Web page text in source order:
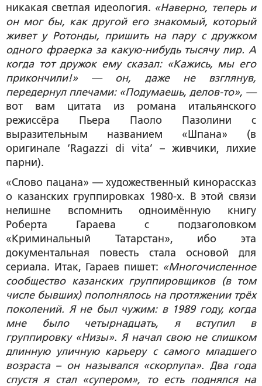
никакая светлая идеология. «Наверно, теперь и
он мог бы, как другой его знакомый, который
живет у Ротонды, пришить на пару с дружком
одного фраерка за какую-нибудь тысячу лир. А
когда тот дружок ему сказал: «Кажись, мы его
прикончили!» — он, даже не взглянув,
передернул плечами: «Подумаешь, делов-то», —
вот вам цитата из романа итальянского
режиссёра Пьера Паоло Пазолини с
выразительным названием «Шпана» (в
оригинале ‘Ragazzi di vita’ – живчики, лихие
парни).
«Слово пацана» — художественный кинорассказ
о казанских группировках 1980-х. В этой связи
нелишне вспомнить одноимённую книгу
Роберта Гараева с подзаголовком
«Криминальный Татарстан», ибо эта
документальная повесть стала основой для
сериала. Итак, Гараев пишет: «Многочисленное
сообщество казанских группировщиков (в том
числе бывших) пополнялось на протяжении трёх
поколений. Я не был чужим: в 1989 году, когда
мне было четырнадцать, я вступил в
группировку «Низы». Я начал свою не слишком
длинную уличную карьеру с самого младшего
возраста – он назывался «скорлупа». Два года
спустя я стал «супером», то есть поднялся на